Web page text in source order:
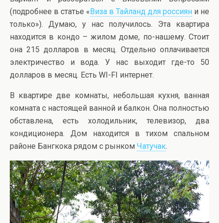
(подробнее в статье «Виза в Тайланд для россиян и не
только»). Думаю, у нас получилось. Эта квартира
находится в кондо – жилом доме, по-нашему. Стоит
она 215 долларов в месяц. Отдельно оплачивается
электричество и вода. У нас выходит где-то 50
долларов в месяц. Есть WI-FI интернет.
В квартире две комнаты, небольшая кухня, ванная
комната с настоящей ванной и балкон. Она полностью
обставлена, есть холодильник, телевизор, два
кондиционера. Дом находится в тихом спальном
районе Бангкока рядом с рынком Чатучак.